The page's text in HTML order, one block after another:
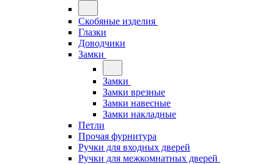
Скобяные изделия
Глазки
Доводчики
Замки
Замки
Замки врезные
Замки навесные
Замки накладные
Петли
Прочая фурнитура
Ручки для входных дверей
Ручки для межкомнатных дверей